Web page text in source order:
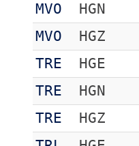
MVO
HGN
MVO
HGZ
TRE
HGE
TRE
HGN
TRE
HGZ